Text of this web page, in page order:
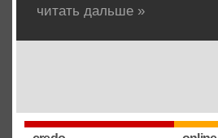
читать дальше »